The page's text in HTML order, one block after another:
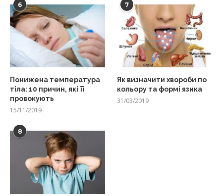
6
Понижена температура
тіла: 10 причин, які її
провокують
15/11/2019
7
Як визначити хвороби по
кольору та формі язика
31/03/2019
8